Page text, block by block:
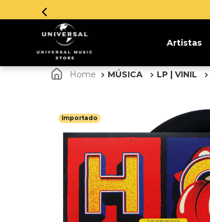
Artistas
MÚSICA LP | VINIL
Importado